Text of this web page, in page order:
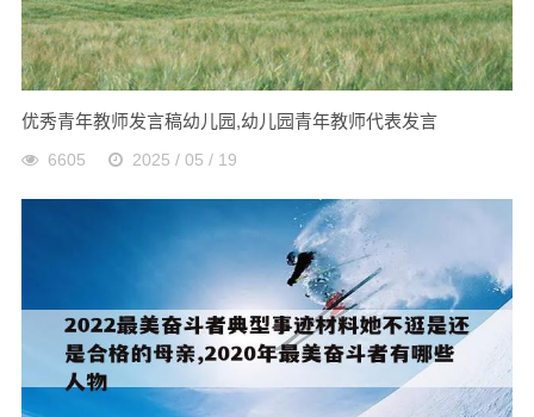
优秀青年教师发言稿幼儿园,幼儿园青年教师代表发言
6605 2025 / 05 / 19